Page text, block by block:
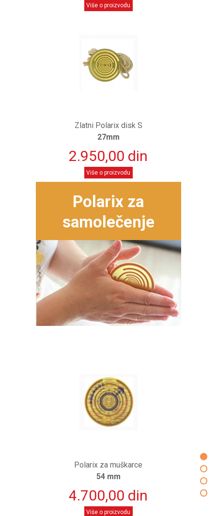
Polarix za
samolečenje
Više o proizvodu
Zlatni Polarix disk S
27mm
2.950,00 din
Više o proizvodu
Polarix za muškarce
54 mm
4.700,00 din
Više o proizvodu